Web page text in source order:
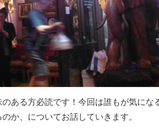
ある方必読です！今回は誰もが気にな
か、についてお話していきます。